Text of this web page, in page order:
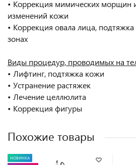
• Коррекция мимических морщин
изменений кожи
• Коррекция овала лица,
зонах
Виды процедур, проводимых на
• Лифтинг, подтяжка кожи
• Устранение растяжек
• Лечение целлюлита
• Коррекция фигуры
Похожие товары
НОВИНКА